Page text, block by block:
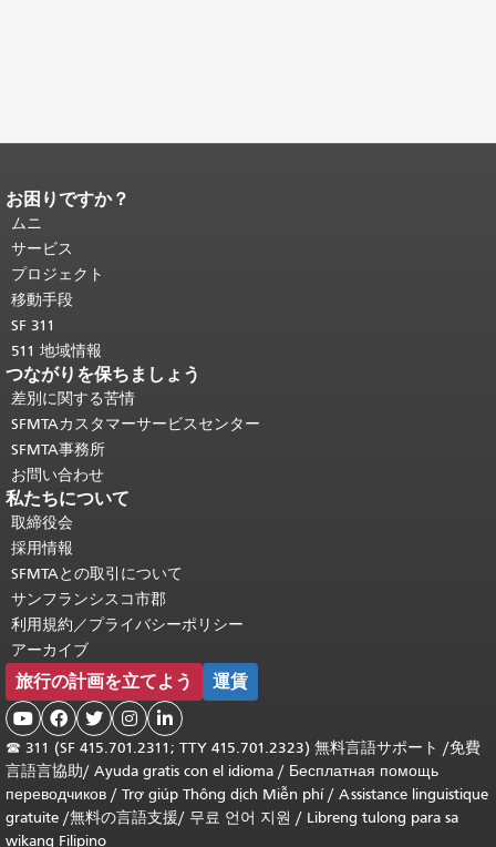
ページコンテンツの終わり。
ジの残りの部分はすべてのページで繰
り返されます。
頭に戻る。
お困りですか？
ムニ
サービス
プロジェクト
移動手段
SF 311
511 地域情報
つながりを保ちましょう
差別に関する苦情
SFMTAカスタマーサービスセンター
SFMTA事務所
お問い合わせ
私たちについて
取締役会
採用情報
SFMTAとの取引について
サンフランシスコ市郡
利用規約／プライバシーポリシー
アーカイブ
旅行の計画を立てよう 運賃
    
☎ 311 (SF 415.701.2311; TTY 415.701.2323) 無料言語サポート /免費
言語言協助/ Ayuda gratis con el idioma / Бесплатная помощь
переводчиков / Trợ giúp Thông dịch Miễn phí/ Assistance linguistique
gratuite /無料の言語支援/ 무료 언어 지원 / Libreng tulong para sa
wikang Filipino